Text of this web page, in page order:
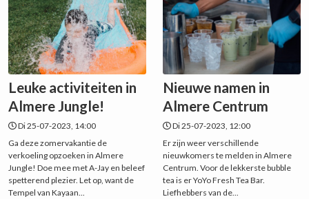
Leuke activiteiten in
Almere Jungle!
Di 25-07-2023, 14:00
Ga deze zomervakantie de
verkoeling opzoeken in Almere
Jungle! Doe mee met A-Jay en beleef
spetterend plezier. Let op, want de
Tempel van Kayaan...
Nieuwe namen in
Almere Centrum
Di 25-07-2023, 12:00
Er zijn weer verschillende
nieuwkomers te melden in Almere
Centrum. Voor de lekkerste bubble
tea is er YoYo Fresh Tea Bar.
Liefhebbers van de...